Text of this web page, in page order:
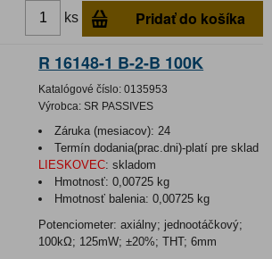
ks Pridať do košíka
R 16148-1 B-2-B 100K
Katalógové číslo: 0135953
Výrobca: SR PASSIVES
Záruka (mesiacov): 24
Termín dodania(prac.dni)-platí pre sklad
LIESKOVEC: skladom
Hmotnosť:0,00725 kg
Hmotnosť balenia:0,00725 kg
Potenciometer: axiálny; jednootáčkový;
100kΩ; 125mW; ±20%; THT; 6mm